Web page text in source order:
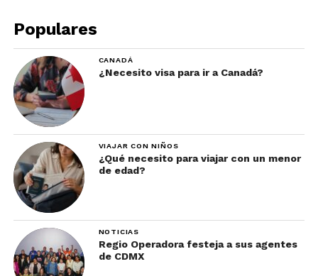
Populares
CANADÁ
¿Necesito visa para ir a Canadá?
VIAJAR CON NIÑOS
¿Qué necesito para viajar con un menor
de edad?
NOTICIAS
Regio Operadora festeja a sus agentes
de CDMX